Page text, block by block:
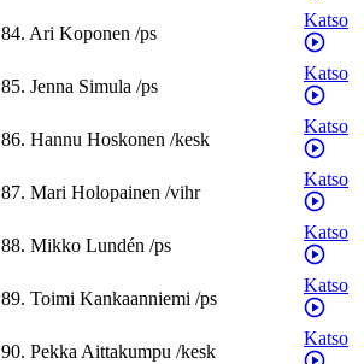
84. Ari Koponen /ps
Katso
85. Jenna Simula /ps
Katso
86. Hannu Hoskonen /kesk
Katso
87. Mari Holopainen /vihr
Katso
88. Mikko Lundén /ps
Katso
89. Toimi Kankaanniemi /ps
Katso
90. PekkaAittakumpu /kesk
Katso